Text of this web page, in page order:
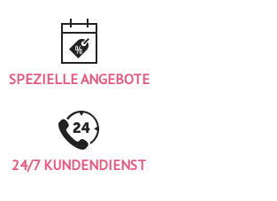
SPEZIELLE ANGEBOTE
24/7 KUNDENDIENST